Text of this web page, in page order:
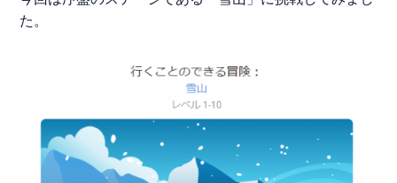
た。